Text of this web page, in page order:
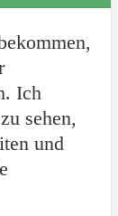
Ich
sehen,
und